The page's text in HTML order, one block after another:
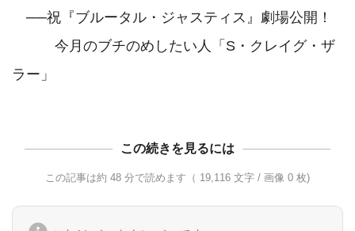
──祝『ブルータル・ジャスティス』劇場公開！
今月のブチのめしたい人「S・クレイグ・ザ
この続きを見るには
この記事は約 48 分で読めます（ 19,116 文字 / 画像 0 枚)